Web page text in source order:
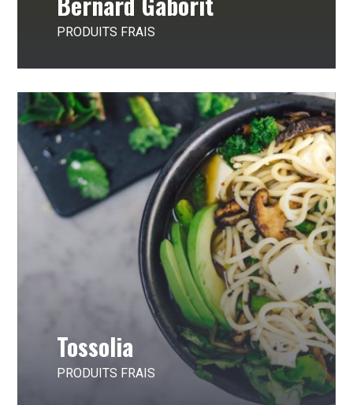
PRODUITS FRAIS
Tossolia
PRODUITS FRAIS